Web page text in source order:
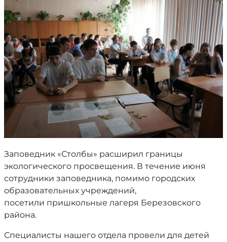
Заповедник «Столбы» расширил границы
экологического просвещения. В течение июня
сотрудники заповедника, помимо городских
образовательных учреждений,
посетили пришкольные лагеря Березовского
района.
Специалисты нашего отдела провели для детей